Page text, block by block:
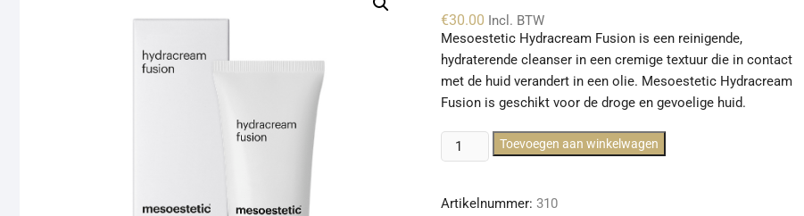
€30.00 Incl. BTW
Mesoestetic Hydracream Fusion is een reinigende,
hydraterende cleanser in een cremige textuur die in contact
met de huid verandert in een olie. Mesoestetic Hydracream
Fusion is geschikt voor de droge en gevoelige huid.
Mesoestetic
Hydracream
aantal
Toevoegen aan winkelwagen
Artikelnummer: 310